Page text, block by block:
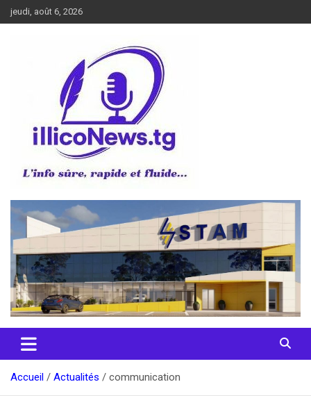
Aller
au
jeudi, août 6, 2026
illiconews
Accueil Actualités communication